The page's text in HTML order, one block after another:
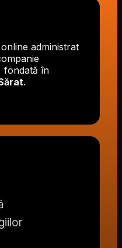
administrat
fondată în
.